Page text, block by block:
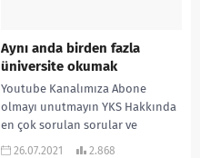
Aynı anda birden fazla
üniversite okumak
Youtube Kanalımıza Abone
olmayı unutmayın YKS Hakkında
en çok sorulan sorular ve
cevapları ! ”
26.07.2021 2.868